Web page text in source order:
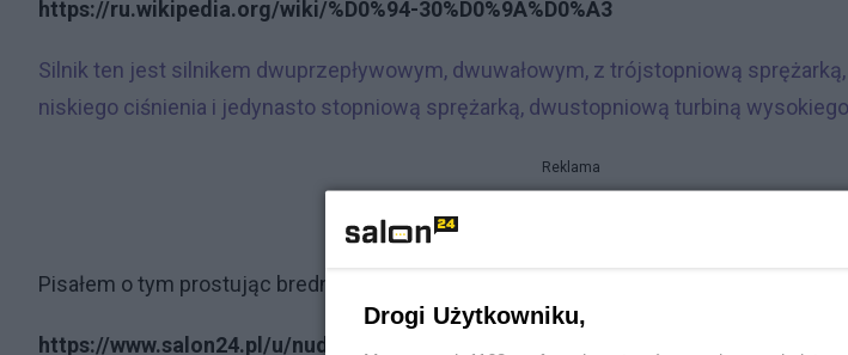
https://ru.wikipedia.org/wiki/%D0%94-30%D0%9A%D0%A3
Silnik ten jest silnikem dwuprzepływowym, dwuwałowym, z trójstopniową
niskiego ciśnienia i jedynasto stopniową sprężarką, dwustopniową turbiną
Reklama
Pisałem o tym prostując brednie jednej z poprzednch notek z Niegraczowej kuwety.
https://www.salon24.pl/u/nudna-teoria/924294,smolenskie-rurki-qwerty-notki-w-
Drogi Użytkowniku,